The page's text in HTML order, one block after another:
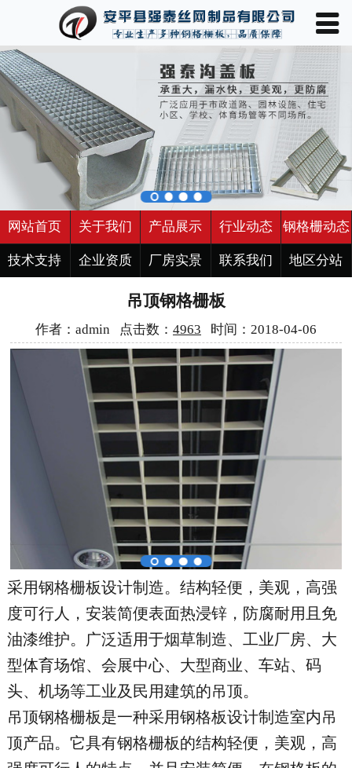
 网站首页
关于我们
产品展示
钢格栅动态
技术支持
企业资质
联系我们
地区分站
󰀥
网站首页 关于我们 产品展示 行业动态 钢格栅动态
技术支持 企业资质 厂房实景 联系我们 地区分站
吊顶钢格栅板
作者：admin 点击数： 4963 时间：2018-04-06
采用钢格栅板设计制造。结构轻便，美观，高强
度可行人，安装简便表面热浸锌，防腐耐用且免
油漆维护。广泛适用于烟草制造、工业厂房、大
型体育场馆、会展中心、大型商业、车站、码
头、机场等工业及民用建筑的吊顶。
吊顶钢格栅板是一种采用钢格板设计制造室内吊
顶产品。它具有钢格栅板的结构轻便，美观，高